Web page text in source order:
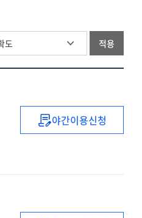
적용
(2022년)
야간이용신청